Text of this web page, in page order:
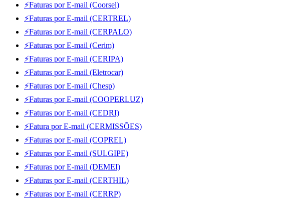
⚡Faturas por E-mail (Coorsel)
⚡Faturas por E-mail (CERTREL)
⚡Faturas por E-mail (CERPALO)
⚡Faturas por E-mail (Cerim)
⚡Faturas por E-mail (CERIPA)
⚡Faturas por E-mail (Eletrocar)
⚡Faturas por E-mail (Chesp)
⚡Faturas por E-mail (COOPERLUZ)
⚡Faturas por E-mail (CEDRI)
⚡Fatura por E-mail (CERMISSÕES)
⚡Faturas por E-mail (COPREL)
⚡Faturas por E-mail (SULGIPE)
⚡Faturas por E-mail (DEMEI)
⚡Faturas por E-mail (CERTHIL)
⚡Faturas por E-mail (CERRP)